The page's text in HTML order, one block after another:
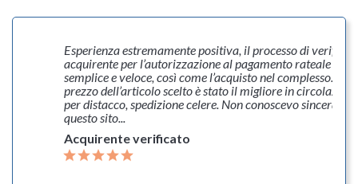
Esperienza estremamente positiva, il processo di verifica
acquirente per l’autorizzazione al pagamento rateale è
semplice e veloce, così come l’acquisto nel complesso. Il
prezzo dell’articolo scelto è stato il migliore in circolazione
per distacco, spedizione celere. Non conoscevo
questo sito...
Acquirente verificato